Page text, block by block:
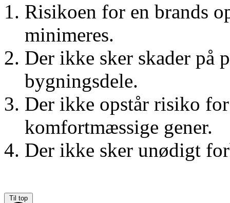
Risikoen for en brands
minimeres.
Der ikke sker skader på
bygningsdele.
Der ikke opstår risiko
komfortmæssige gener.
Der ikke sker unødigt
Til top